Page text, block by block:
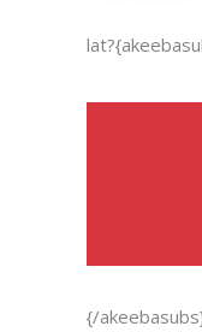
{/